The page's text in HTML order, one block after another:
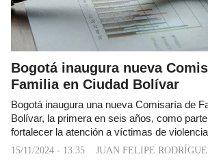
Bogotá inaugura nueva
Familia en Ciudad Bolívar
Bogotá inaugura una nueva Comisaría de
Bolívar, la primera en seis años, como
fortalecer la atención a víctimas de
15/11/2024 - 13:35 JUAN FELIPE